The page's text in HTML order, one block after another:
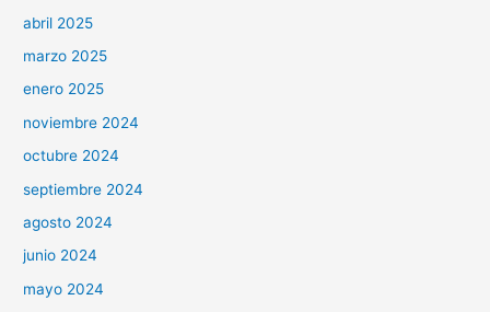
abril 2025
marzo 2025
enero 2025
noviembre 2024
octubre 2024
septiembre 2024
agosto 2024
junio 2024
mayo 2024